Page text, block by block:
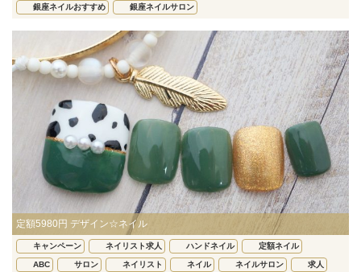
銀座ネイルおすすめ 銀座ネイルサロン
定額5980円 デザイン☆ネイル
キャンペーン ネイリスト求人 ハンドネイル 定額ネイル
ABC サロン ネイリスト ネイル ネイルサロン 求人